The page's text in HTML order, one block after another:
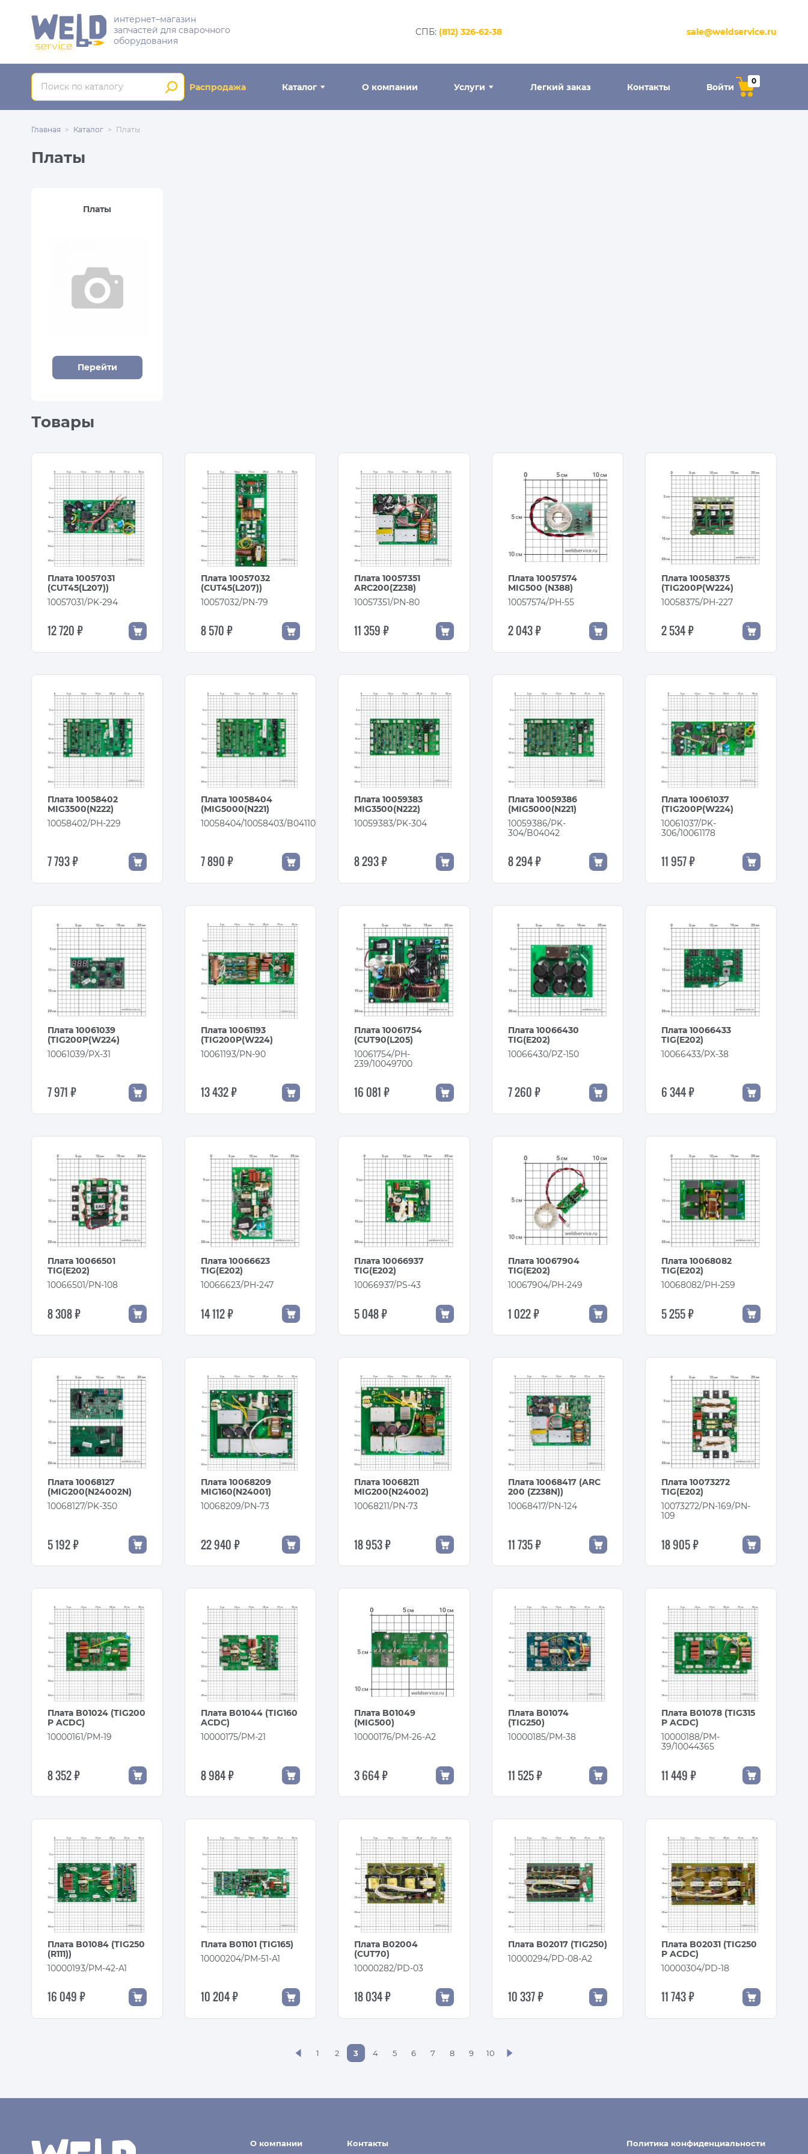
интернет–магазин
запчастей для сварочного
оборудования
CПБ: (812) 326-62-38 sale@weldservice.ru
Распродажа Каталог О компании Услуги Легкий заказ Контакты Войти
0
Главная Каталог Платы
Платы
Платы
Перейти
Товары
Плата 10057031
(CUT45(L207))
10057031/PK-294
12 720 ₽
Плата 10057032
(CUT45(L207))
10057032/PN-79
8 570 ₽
Плата 10057351
ARC200(Z238)
10057351/PN-80
11 359 ₽
Плата 10057574
MIG500 (N388)
10057574/PH-55
2 043 ₽
Плата 10058375
(TIG200P(W224)
10058375/PH-227
2 534 ₽
Плата 10058402
MIG3500(N222)
10058402/PH-229
7 793 ₽
Плата 10058404
(MIG5000(N221)
10058404/10058403/B04110
7 890 ₽
Плата 10059383
MIG3500(N222)
10059383/PK-304
8 293 ₽
Плата 10059386
(MIG5000(N221)
10059386/PK-
304/B04042
8 294 ₽
Плата 10061037
(TIG200P(W224)
10061037/PK-
306/10061178
11 957 ₽
Плата 10061039
(TIG200P(W224)
10061039/PX-31
7 971 ₽
Плата 10061193
(TIG200P(W224)
10061193/PN-90
13 432 ₽
Плата 10061754
(CUT90(L205)
10061754/PH-
239/10049700
16 081 ₽
Плата 10066430
TIG(E202)
10066430/PZ-150
7 260 ₽
Плата 10066433
TIG(E202)
10066433/PX-38
6 344 ₽
Плата 10066501
TIG(E202)
10066501/PN-108
8 308 ₽
Плата 10066623
TIG(E202)
10066623/PH-247
14 112 ₽
Плата 10066937
TIG(E202)
10066937/PS-43
5 048 ₽
Плата 10067904
TIG(E202)
10067904/PH-249
1 022 ₽
Плата 10068082
TIG(E202)
10068082/PH-259
5 255 ₽
Плата 10068127
(MIG200(N24002N)
10068127/PK-350
5 192 ₽
Плата 10068209
MIG160(N24001)
10068209/PN-73
22 940 ₽
Плата 10068211
MIG200(N24002)
10068211/PN-73
18 953 ₽
Плата 10068417 (ARC
200 (Z238N))
10068417/PN-124
11 735 ₽
Плата 10073272
TIG(E202)
10073272/PN-169/PN-
109
18 905 ₽
Плата B01024 (TIG200
P ACDC)
10000161/PM-19
8 352 ₽
Плата B01044 (TIG160
ACDC)
10000175/PM-21
8 984 ₽
Плата B01049
(MIG500)
10000176/PM-26-A2
3 664 ₽
Плата B01074
(TIG250)
10000185/PM-38
11 525 ₽
Плата B01078 (TIG315
P ACDC)
10000188/PM-
39/10044365
11 449 ₽
Плата B01084 (TIG250
(R111))
10000193/PM-42-A1
16 049 ₽
Плата B01101 (TIG165)
10000204/PM-51-A1
10 204 ₽
Плата B02004
(CUT70)
10000282/PD-03
18 034 ₽
Плата B02017 (TIG250)
10000294/PD-08-A2
10 337 ₽
Плата B02031 (TIG250
P ACDC)
10000304/PD-18
11 743 ₽
1 2 3 4 5 6 7 8 9 10
О компании
Контакты
Политика конфиденциальности